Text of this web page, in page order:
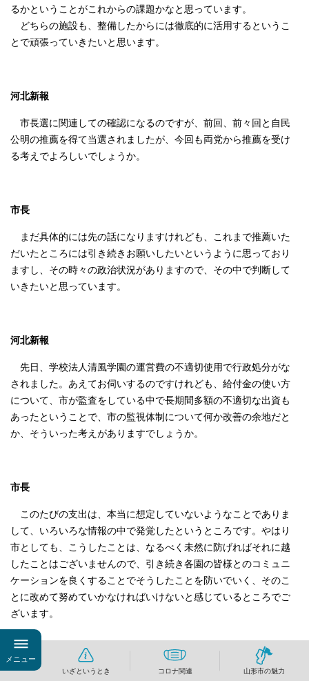
るかということがこれからの課題かなと思っています。
どちらの施設も、整備したからには徹底的に活用するというこ
とで頑張っていきたいと思います。
河北新報
市長選に関連しての確認になるのですが、前回、前々回と自民
公明の推薦を得て当選されましたが、今回も両党から推薦を受け
る考えでよろしいでしょうか。
市長
まだ具体的には先の話になりますけれども、これまで推薦いた
だいたところには引き続きお願いしたいというように思っており
ますし、その時々の政治状況がありますので、その中で判断して
いきたいと思っています。
河北新報
先日、学校法人清風学園の運営費の不適切使用で行政処分がな
されました。あえてお伺いするのですけれども、給付金の使い方
について、市が監査をしている中で長期間多額の不適切な出資も
あったということで、市の監視体制について何か改善の余地だと
か、そういった考えがありますでしょうか。
市長
このたびの支出は、本当に想定していないようなことでありま
して、いろいろな情報の中で発覚したというところです。やはり
市としても、こうしたことは、なるべく未然に防げればそれに越
したことはございませんので、引き続き各園の皆様とのコミュニ
ケーションを良くすることでそうしたことを防いでいく、そのこ
とに改めて努めていかなければいけないと感じているところでご
ざいます。
共同通信
メニュー
いざというとき コロナ関連 山形市の魅力